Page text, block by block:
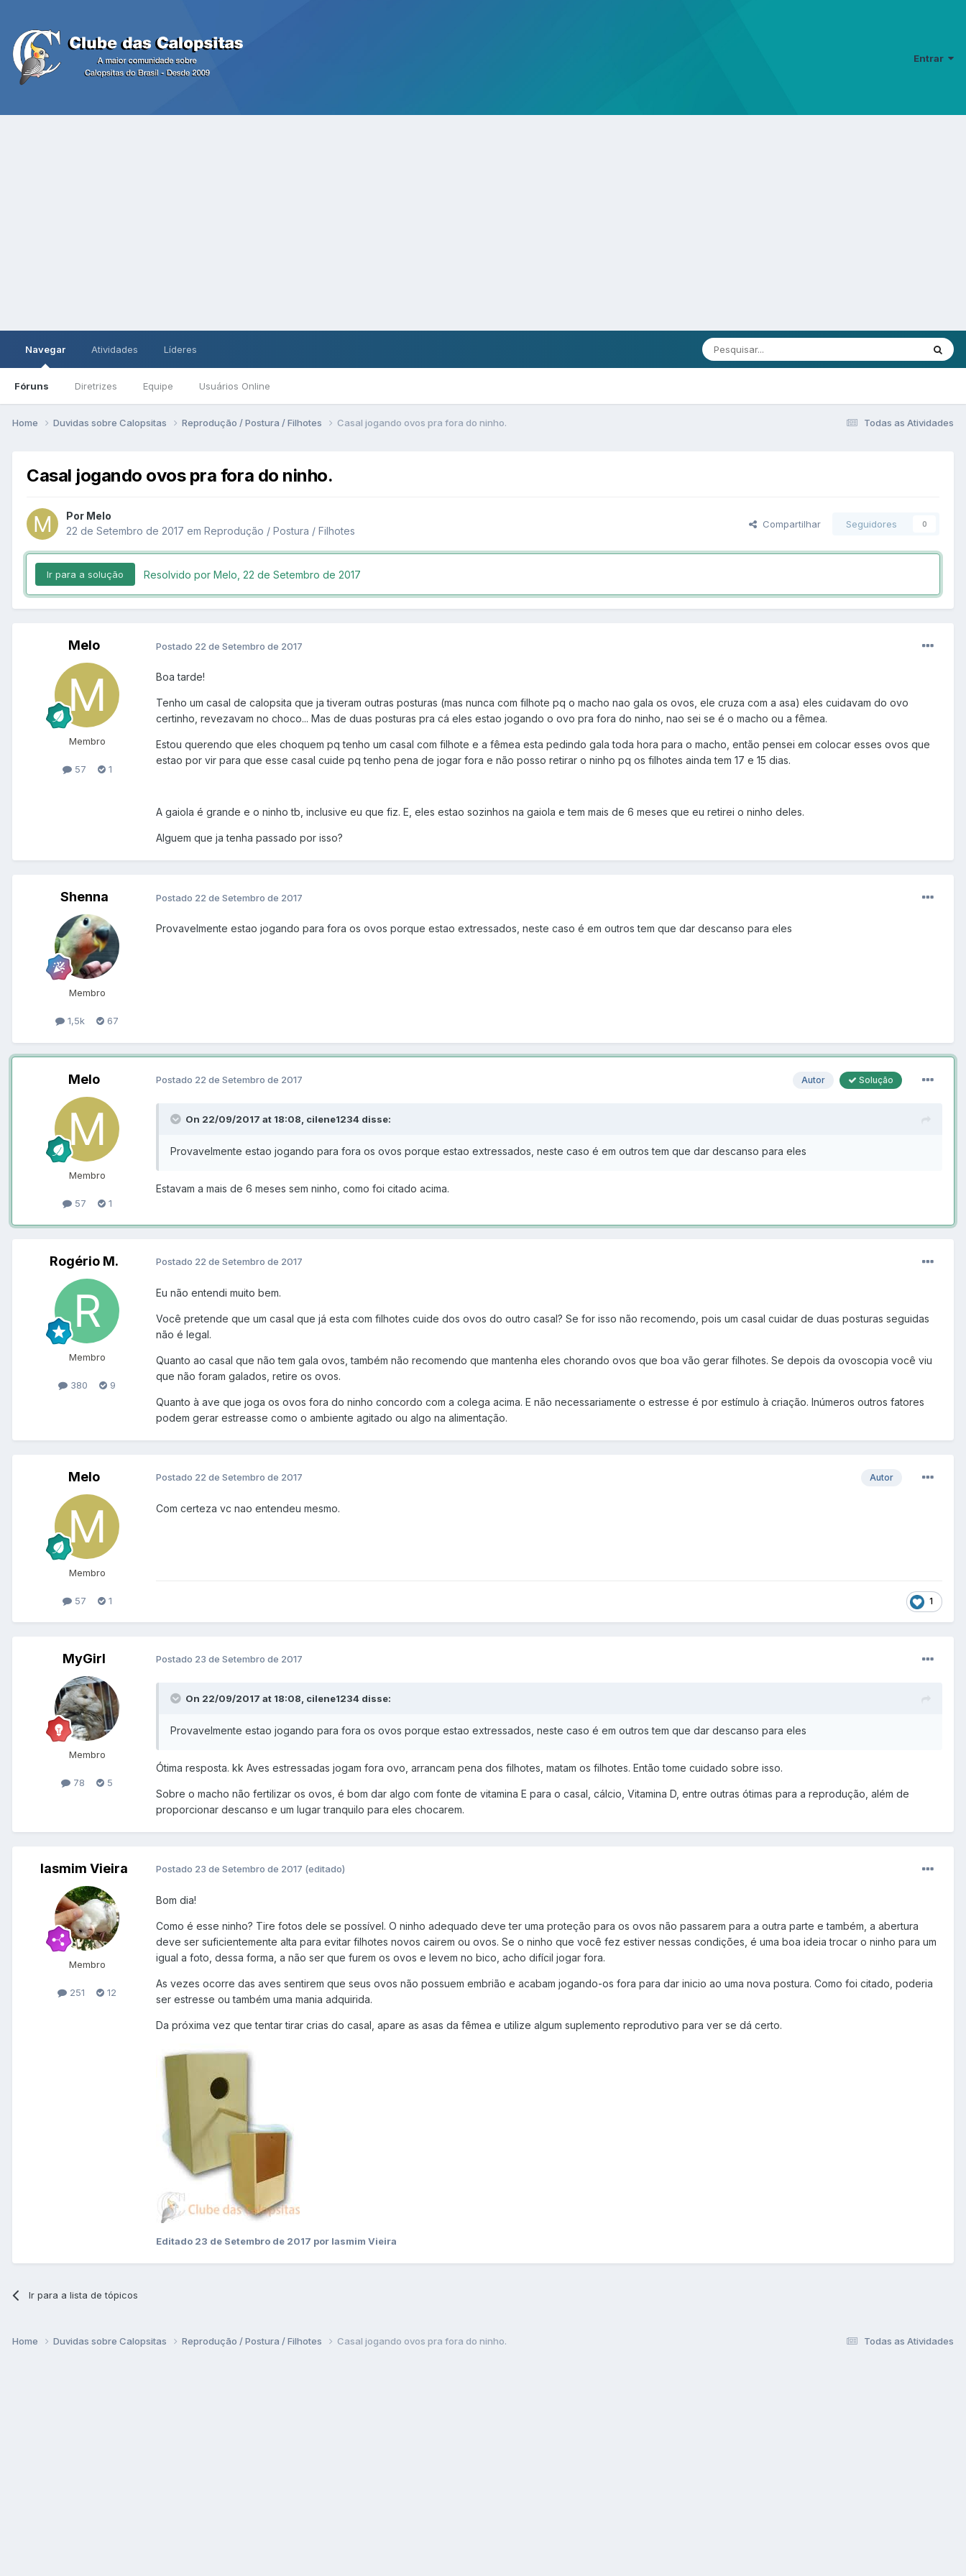
Entrar
Navegar
Fóruns Diretrizes Equipe Usuários Online
Atividades Líderes
Todas as Atividades
Home Duvidas sobre Calopsitas Reprodução / Postura / Filhotes Casal jogando ovos pra fora do ninho.
Casal jogando ovos pra fora do ninho.
Por Melo
22 de Setembro de 2017 em Reprodução / Postura / Filhotes
Compartilhar Seguidores 0
Ir para a solução Resolvido por Melo, 22 de Setembro de 2017
Melo
Membro
57 1
Postado 22 de Setembro de 2017
Boa tarde!
Tenho um casal de calopsita que ja tiveram outras posturas (mas nunca com filhote pq o macho nao gala os ovos, ele cruza com a asa) eles cuidavam do ovo
certinho, revezavam no choco... Mas de duas posturas pra cá eles estao jogando o ovo pra fora do ninho, nao sei se é o macho ou a fêmea.
Estou querendo que eles choquem pq tenho um casal com filhote e a fêmea esta pedindo gala toda hora para o macho, então pensei em colocar esses ovos que
estao por vir para que esse casal cuide pq tenho pena de jogar fora e não posso retirar o ninho pq os filhotes ainda tem 17 e 15 dias.
A gaiola é grande e o ninho tb, inclusive eu que fiz. E, eles estao sozinhos na gaiola e tem mais de 6 meses que eu retirei o ninho deles.
Alguem que ja tenha passado por isso?
Shenna
Membro
1,5k 67
Postado 22 de Setembro de 2017
Provavelmente estao jogando para fora os ovos porque estao extressados, neste caso é em outros tem que dar descanso para eles
Melo
Membro
57 1
Autor Solução
Postado 22 de Setembro de 2017
On 22/09/2017 at 18:08, cilene1234 disse:
Provavelmente estao jogando para fora os ovos porque estao extressados, neste caso é em outros tem que dar descanso para eles
Estavam a mais de 6 meses sem ninho, como foi citado acima.
Rogério M.
Membro
380 9
Postado 22 de Setembro de 2017
Eu não entendi muito bem.
Você pretende que um casal que já esta com filhotes cuide dos ovos do outro casal? Se for isso não recomendo, pois um casal cuidar de duas posturas seguidas
não é legal.
Quanto ao casal que não tem gala ovos, também não recomendo que mantenha eles chorando ovos que boa vão gerar filhotes. Se depois da ovoscopia você viu
que não foram galados, retire os ovos.
Quanto à ave que joga os ovos fora do ninho concordo com a colega acima. E não necessariamente o estresse é por estímulo à criação. Inúmeros outros fatores
podem gerar estreasse como o ambiente agitado ou algo na alimentação.
Melo
Membro
57 1
Autor
Postado 22 de Setembro de 2017
Com certeza vc nao entendeu mesmo.
1
MyGirl
Membro
78 5
Postado 23 de Setembro de 2017
On 22/09/2017 at 18:08, cilene1234 disse:
Provavelmente estao jogando para fora os ovos porque estao extressados, neste caso é em outros tem que dar descanso para eles
Ótima resposta. kk Aves estressadas jogam fora ovo, arrancam pena dos filhotes, matam os filhotes. Então tome cuidado sobre isso.
Sobre o macho não fertilizar os ovos, é bom dar algo com fonte de vitamina E para o casal, cálcio, Vitamina D, entre outras ótimas para a reprodução, além de
proporcionar descanso e um lugar tranquilo para eles chocarem.
Iasmim Vieira
Membro
251 12
Postado 23 de Setembro de 2017 (editado)
Bom dia!
Como é esse ninho? Tire fotos dele se possível. O ninho adequado deve ter uma proteção para os ovos não passarem para a outra parte e também, a abertura
deve ser suficientemente alta para evitar filhotes novos cairem ou ovos. Se o ninho que você fez estiver nessas condições, é uma boa ideia trocar o ninho para um
igual a foto, dessa forma, a não ser que furem os ovos e levem no bico, acho difícil jogar fora.
As vezes ocorre das aves sentirem que seus ovos não possuem embrião e acabam jogando-os fora para dar inicio ao uma nova postura. Como foi citado, poderia
ser estresse ou também uma mania adquirida.
Da próxima vez que tentar tirar crias do casal, apare as asas da fêmea e utilize algum suplemento reprodutivo para ver se dá certo.
Editado 23 de Setembro de 2017 por Iasmim Vieira
Ir para a lista de tópicos
Todas as Atividades
Home Duvidas sobre Calopsitas Reprodução / Postura / Filhotes Casal jogando ovos pra fora do ninho.